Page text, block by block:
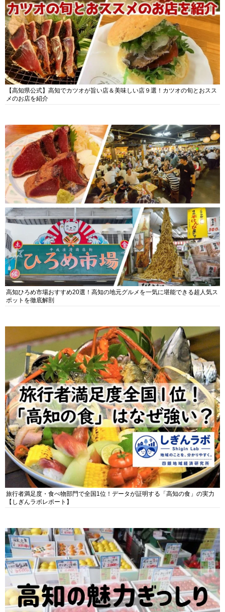
【高知県公式】高知でカツオが旨い店＆美味しい店９選！カツオの旬とおスス
メのお店を紹介
高知ひろめ市場おすすめ20選！高知の地元グルメを一気に堪能できる超人気ス
ポットを徹底解剖
旅行者満足度・食べ物部門で全国1位！データが証明する「高知の食」の実力
【しぎんラボレポート】